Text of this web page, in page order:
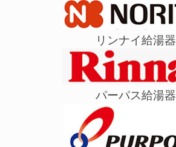
リンナイ給湯器
パーパス給湯器